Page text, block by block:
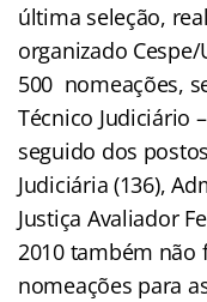
última seleção,
organizado
500 nomeações,
Técnico Judiciário
seguido dos
Judiciária (136),
Justiça Avaliador
2010 também não
nomeações para